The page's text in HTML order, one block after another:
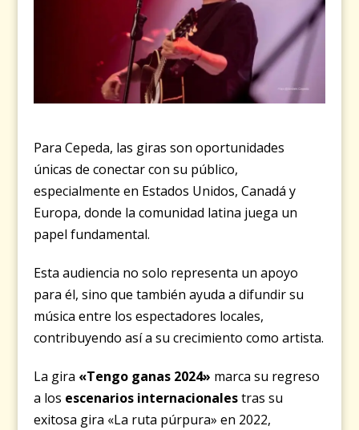
Para Cepeda, las giras son oportunidades
únicas de conectar con su público,
especialmente en Estados Unidos, Canadá y
Europa, donde la comunidad latina juega un
papel fundamental.
Esta audiencia no solo representa un apoyo
para él, sino que también ayuda a difundir su
música entre los espectadores locales,
contribuyendo así a su crecimiento como artista.
La gira «Tengo ganas 2024» marca su regreso
a los escenarios internacionalestras su
exitosa gira «La ruta púrpura» en 2022,